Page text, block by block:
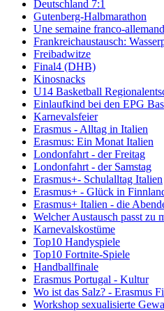
Deutschland 7:1
Gutenberg-Halbmarathon
Une semaine franco-
Frankreichaustausch:
Freibadwitze
Final4 (DHB)
Kinosnacks
U14 Basketball
Einlaufkind bei den EPG
Karnevalsfeier
Erasmus - Alltag in Italien
Erasmus: Ein Monat Italien
Londonfahrt - der Freitag
Londonfahrt - der Samstag
Erasmus+- Schulalltag Italien
Erasmus+ - Glück in
Erasmus+ Italien - die
Welcher Austausch passt zu
Karnevalskostüme
Top10 Handyspiele
Top10 Fortnite-Spiele
Handballfinale
Erasmus Portugal - Kultur
Wo ist das Salz? - Erasmus
Workshop sexualisierte